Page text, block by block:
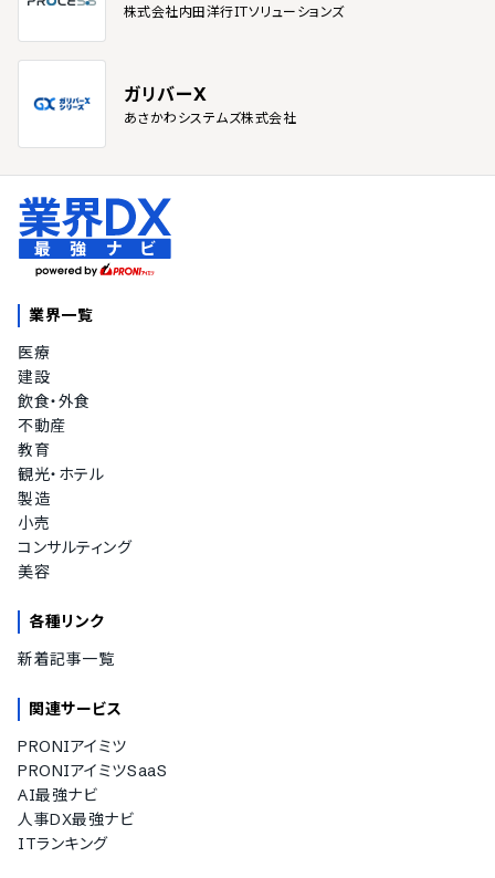
株式会社内田洋行ITソリューションズ
ガリバーX
あさかわシステムズ株式会社
業界一覧
医療
建設
飲食・外食
不動産
教育
観光・ホテル
製造
小売
コンサルティング
美容
各種リンク
新着記事一覧
関連サービス
PRONIアイミツ
PRONIアイミツSaaS
AI最強ナビ
人事DX最強ナビ
ITランキング